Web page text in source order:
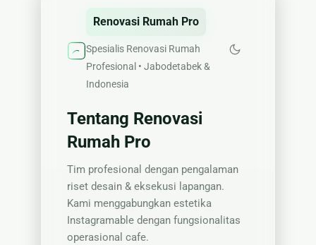
Renovasi Rumah Pro
Spesialis Renovasi Rumah
Profesional • Jabodetabek &
Indonesia
Tentang Renovasi
Rumah Pro
Tim profesional dengan pengalaman
riset desain & eksekusi lapangan.
Kami menggabungkan estetika
Instagramable dengan fungsionalitas
operasional cafe.